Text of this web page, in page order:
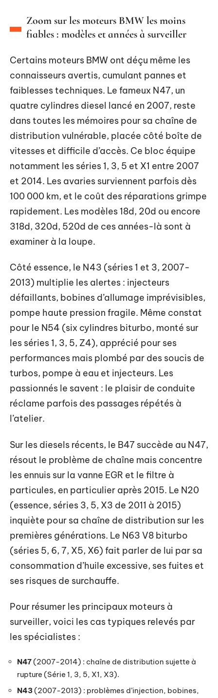
Zoom sur les moteurs BMW les moins
fiables : modèles et années à surveiller
Certains moteurs BMW ont déçu même les
connaisseurs avertis, cumulant pannes et
faiblesses techniques. Le fameux N47, un
quatre cylindres diesel lancé en 2007, reste
dans toutes les mémoires pour sa chaîne de
distribution vulnérable, placée côté boîte de
vitesses et difficile d’accès. Ce bloc équipe
notamment les séries 1, 3, 5 et X1 entre 2007
et 2014. Les avaries surviennent parfois dès
100 000 km, et le coût des réparations grimpe
rapidement. Les modèles 18d, 20d ou encore
318d, 320d, 520d de ces années-là sont à
examiner à la loupe.
Côté essence, le N43 (séries 1 et 3, 2007-
2013) multiplie les alertes : injecteurs
défaillants, bobines d’allumage imprévisibles,
pompe haute pression fragile. Même constat
pour le N54 (six cylindres biturbo, monté sur
les séries 1, 3, 5, Z4), apprécié pour ses
performances mais plombé par des soucis de
turbos, pompe à eau et injecteurs. Les
passionnés le savent : le plaisir de conduite
réclame parfois des passages répétés à
l’atelier.
Sur les diesels récents, le B47 succède au N47,
résout le problème de chaîne mais concentre
les ennuis sur la vanne EGR et le filtre à
particules, en particulier après 2015. Le N20
(essence, séries 3, 5, X3 de 2011 à 2015)
inquiète pour sa chaîne de distribution sur les
premières générations. Le N63 V8 biturbo
(séries 5, 6, 7, X5, X6) fait parler de lui par sa
consommation d’huile excessive, ses fuites et
ses risques de surchauffe.
Pour résumer les principaux moteurs à
surveiller, voici les cas typiques relevés par
les spécialistes :
N47(2007-2014) : chaîne de distribution sujette à
rupture (Série 1, 3, 5, X1, X3).
N43(2007-2013) : problèmes d’injection, bobines,